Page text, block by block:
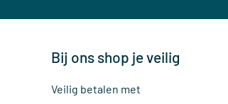
Bij ons shop je veilig
Veilig betalen met